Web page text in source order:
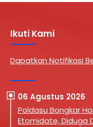
Ikuti Kami
Dapatkan Notifikasi
06 Agustus 2026
Poldasu Bongkar
Etomidate, Diduga